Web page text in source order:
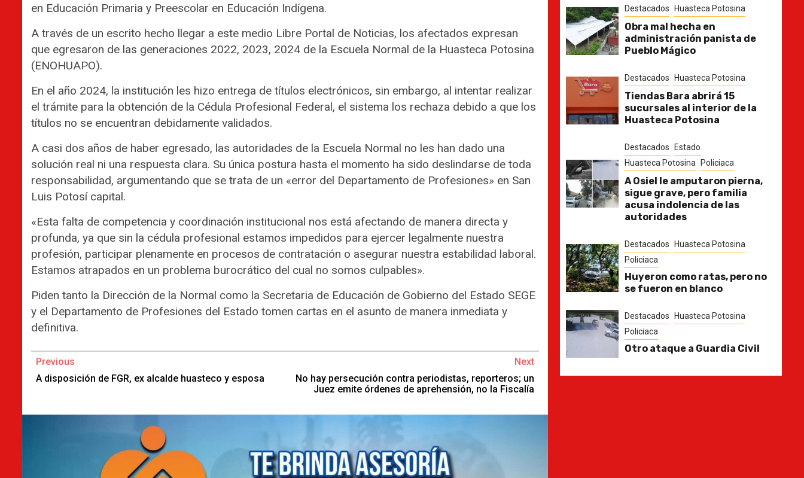
en Educación Primaria y Preescolar en Educación Indígena.
A través de un escrito hecho llegar a este medio Libre Portal de Noticias, los afectados expresan
que egresaron de las generaciones 2022, 2023, 2024 de la Escuela Normal de la Huasteca Potosina
(ENOHUAPO).
En el año 2024, la institución les hizo entrega de títulos electrónicos, sin embargo, al intentar realizar
el trámite para la obtención de la Cédula Profesional Federal, el sistema los rechaza debido a que los
títulos no se encuentran debidamente validados.
A casi dos años de haber egresado, las autoridades de la Escuela Normal no les han dado una
solución real ni una respuesta clara. Su única postura hasta el momento ha sido deslindarse de toda
responsabilidad, argumentando que se trata de un «error del Departamento de Profesiones» en San
Luis Potosí capital.
«Esta falta de competencia y coordinación institucional nos está afectando de manera directa y
profunda, ya que sin la cédula profesional estamos impedidos para ejercer legalmente nuestra
profesión, participar plenamente en procesos de contratación o asegurar nuestra estabilidad laboral.
Estamos atrapados en un problema burocrático del cual no somos culpables».
Piden tanto la Dirección de la Normal como la Secretaria de Educación de Gobierno del Estado SEGE
y el Departamento de Profesiones del Estado tomen cartas en el asunto de manera inmediata y
definitiva.
Continue
Reading
Previous
A disposición de FGR, ex alcalde huasteco y esposa
Next
No hay persecución contra periodistas, reporteros; un
Juez emite órdenes de aprehensión, no la Fiscalía
Destacados Huasteca Potosina
Obra mal hecha en
administración panista de
Pueblo Mágico
Destacados Huasteca Potosina
Tiendas Bara abrirá 15
sucursales al interior de la
Huasteca Potosina
Destacados
Estado
Huasteca Potosina
Policiaca
A Osiel le amputaron pierna,
sigue grave, pero familia
acusa indolencia de las
autoridades
Destacados
Huasteca Potosina
Policiaca
Huyeron como ratas, pero no
se fueron en blanco
Destacados
Huasteca Potosina
Policiaca
Otro ataque a Guardia Civil